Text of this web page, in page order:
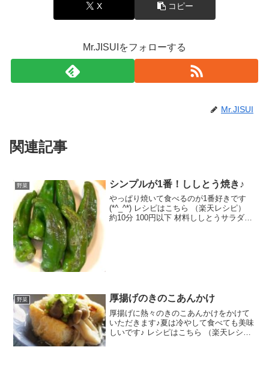
X コピー
Mr.JISUIをフォローする
Mr.JISUI
関連記事
野菜 シンプルが1番！ししとう焼き♪
やっぱり焼いて食べるのが1番好きです
(*^_^*) レシピはこちら （楽天レシピ）
約10分 100円以下 材料ししとうサラダ油
野菜 厚揚げのきのこあんかけ
厚揚げに熱々のきのこあんかけをかけて
いただきます♪夏は冷やして食べても美味
しいです♪ レシピはこちら （楽天レシ